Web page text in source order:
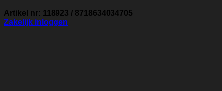
Artikel nr: 118923 / 8718634034705
Zakelijk inloggen